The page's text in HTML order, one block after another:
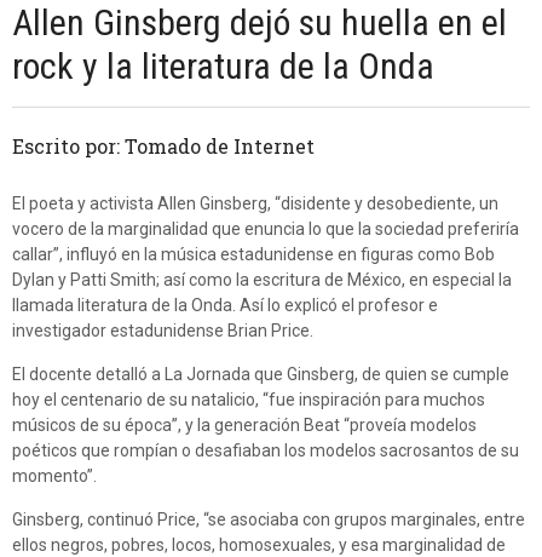
Allen Ginsberg dejó su huella en el
rock y la literatura de la Onda
Escrito por: Tomado de Internet
El poeta y activista Allen Ginsberg, “disidente y desobediente, un
vocero de la marginalidad que enuncia lo que la sociedad preferiría
callar”, influyó en la música estadunidense en figuras como Bob
Dylan y Patti Smith; así como la escritura de México, en especial la
llamada literatura de la Onda. Así lo explicó el profesor e
investigador estadunidense Brian Price.
El docente detalló a La Jornada que Ginsberg, de quien se cumple
hoy el centenario de su natalicio, “fue inspiración para muchos
músicos de su época”, y la generación Beat “proveía modelos
poéticos que rompían o desafiaban los modelos sacrosantos de su
momento”.
Ginsberg, continuó Price, “se asociaba con grupos marginales, entre
ellos negros, pobres, locos, homosexuales, y esa marginalidad de